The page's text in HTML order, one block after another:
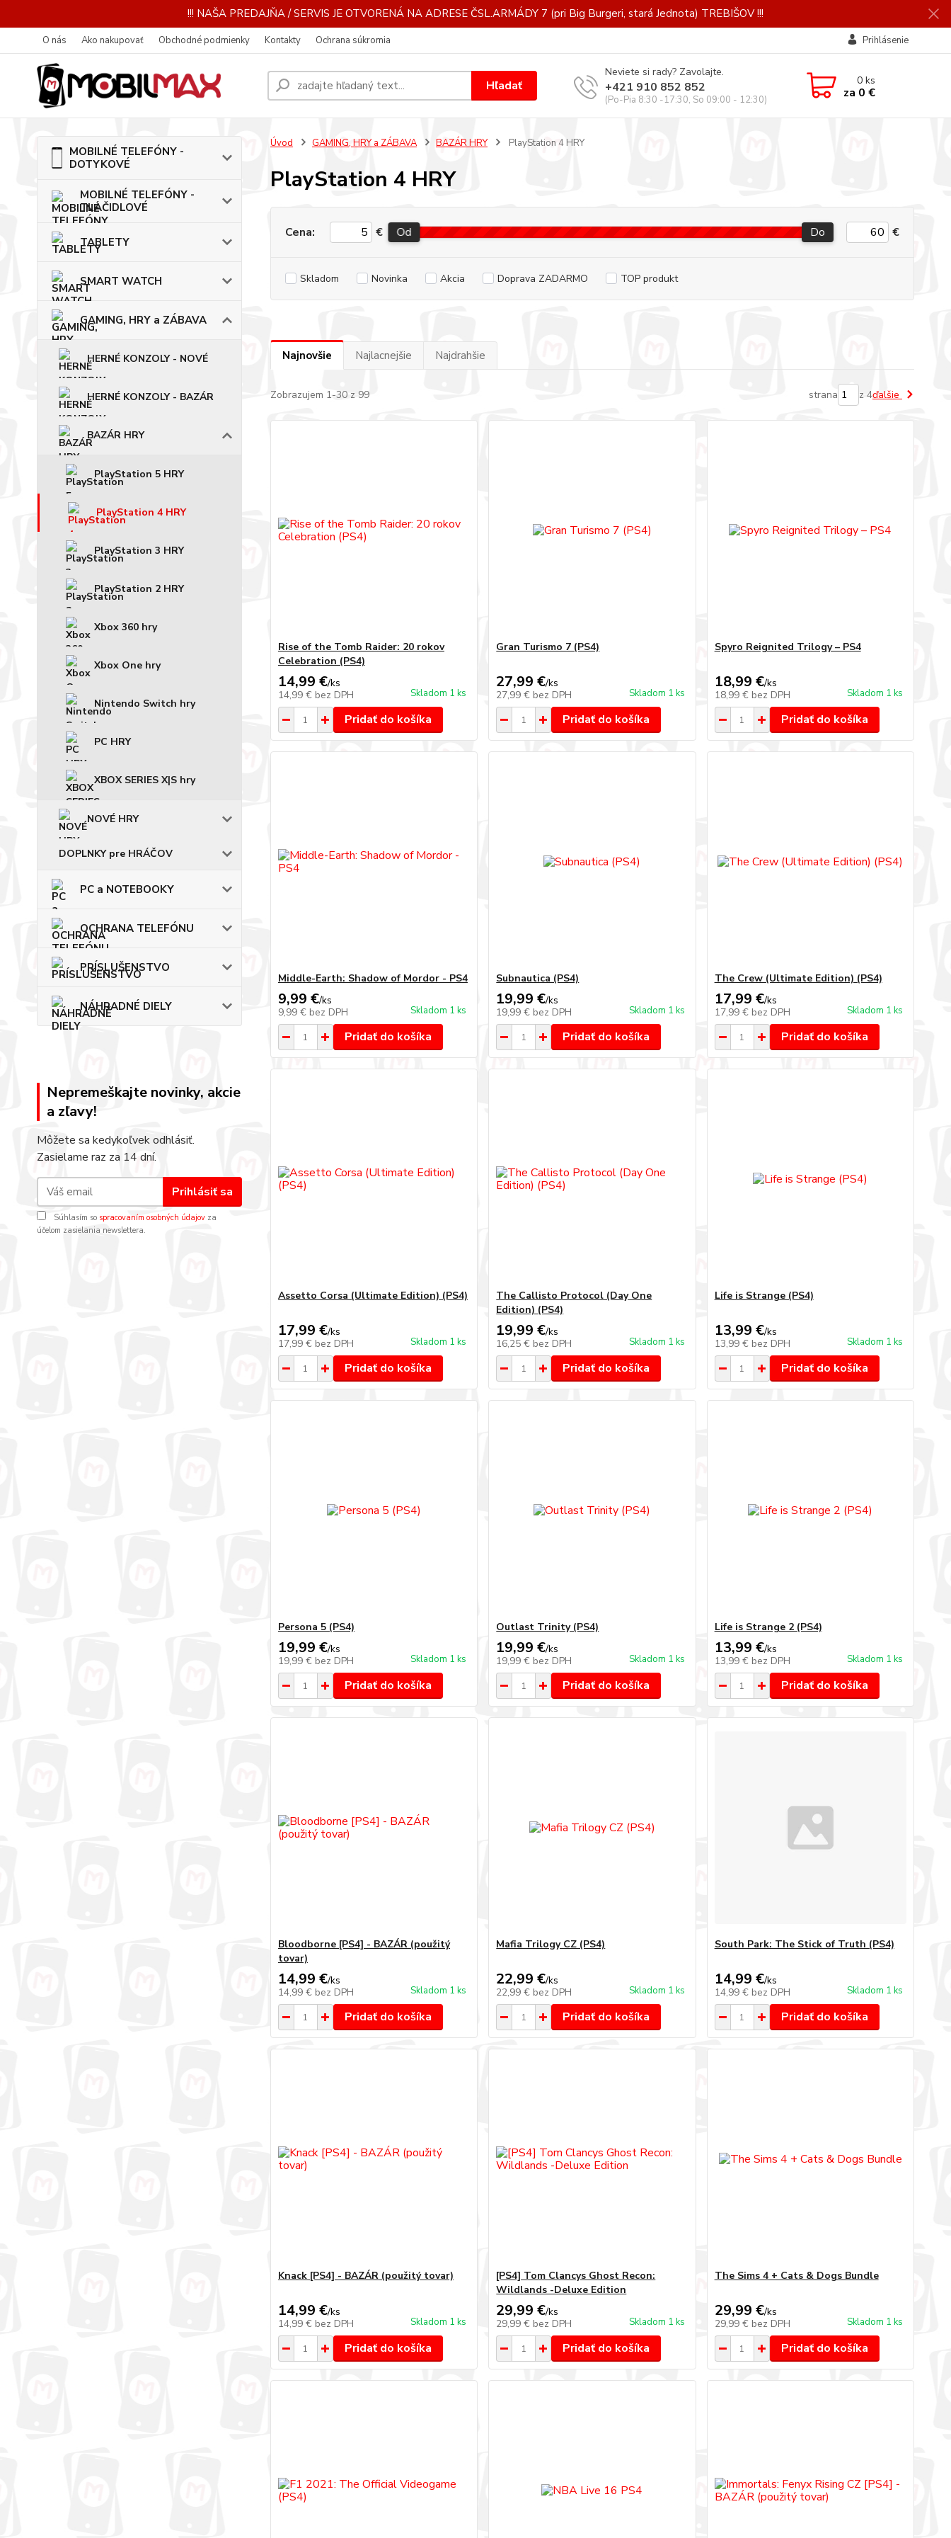
!!! NAŠA PREDAJŇA / SERVIS JE OTVORENÁ NA ADRESE ČSL.ARMÁDY 7 (pri Big Burgeri, stará Jednota) TREBIŠOV !!!
O nás Ako nakupovať Obchodné podmienky Kontakty Ochrana súkromia Prihlásenie
Hľadať
Neviete si rady? Zavolajte.
+421 910 852 852
(Po-Pia 8:30 -17:30, So 09:00 - 12:30)
0ks
za 0 €
MOBILNÉ TELEFÓNY -
DOTYKOVÉ
MOBILNÉ TELEFÓNY -
TLAČIDLOVÉ
TABLETY
SMART WATCH
GAMING, HRY a ZÁBAVA
HERNÉ KONZOLY - NOVÉ
HERNÉ KONZOLY - BAZÁR
BAZÁR HRY
PlayStation 5 HRY
PlayStation 4 HRY
PlayStation 3 HRY
PlayStation 2 HRY
Xbox 360 hry
Xbox One hry
Nintendo Switch hry
PC HRY
XBOX SERIES X|S hry
NOVÉ HRY
DOPLNKY pre HRÁČOV
PC a NOTEBOOKY
OCHRANA TELEFÓNU
PRÍSLUŠENSTVO
NÁHRADNÉ DIELY
Nepremeškajte novinky, akcie
a zľavy!
Môžete sa kedykoľvek odhlásiť.
Zasielame raz za 14 dní.
Prihlásiť sa
Súhlasím so spracovaním osobných údajov za
účelom zasielania newslettera.
Úvod GAMING, HRY a ZÁBAVA BAZÁR HRY PlayStation 4 HRY
PlayStation 4 HRY
Cena: € Od Do €
Skladom Novinka Akcia Doprava ZADARMO TOP produkt
Najnovšie Najlacnejšie Najdrahšie
Zobrazujem 1-30 z 99 strana z 4ďalšie
Rise of the Tomb Raider: 20 rokov
Celebration (PS4)
14,99 €/ks
14,99 € bez DPH Skladom 1 ks
Pridať do košíka
Gran Turismo 7 (PS4)
27,99 €/ks
27,99 € bez DPH Skladom 1 ks
Pridať do košíka
Spyro Reignited Trilogy – PS4
18,99 €/ks
18,99 € bez DPH Skladom 1 ks
Pridať do košíka
Middle-Earth: Shadow of Mordor - PS4
9,99 €/ks
9,99 € bez DPH Skladom 1 ks
Pridať do košíka
Subnautica (PS4)
19,99 €/ks
19,99 € bez DPH Skladom 1 ks
Pridať do košíka
The Crew (Ultimate Edition) (PS4)
17,99 €/ks
17,99 € bez DPH Skladom 1 ks
Pridať do košíka
Assetto Corsa (Ultimate Edition) (PS4)
17,99 €/ks
17,99 € bez DPH Skladom 1 ks
Pridať do košíka
The Callisto Protocol (Day One
Edition) (PS4)
19,99 €/ks
16,25 € bez DPH Skladom 1 ks
Pridať do košíka
Life is Strange (PS4)
13,99 €/ks
13,99 € bez DPH Skladom 1 ks
Pridať do košíka
Persona 5 (PS4)
19,99 €/ks
19,99 € bez DPH Skladom 1 ks
Pridať do košíka
Outlast Trinity (PS4)
19,99 €/ks
19,99 € bez DPH Skladom 1 ks
Pridať do košíka
Life is Strange 2 (PS4)
13,99 €/ks
13,99 € bez DPH Skladom 1 ks
Pridať do košíka
Bloodborne [PS4] - BAZÁR (použitý
tovar)
14,99 €/ks
14,99 € bez DPH Skladom 1 ks
Pridať do košíka
Mafia Trilogy CZ (PS4)
22,99 €/ks
22,99 € bez DPH Skladom 1 ks
Pridať do košíka
South Park: The Stick of Truth (PS4)
14,99 €/ks
14,99 € bez DPH Skladom 1 ks
Pridať do košíka
Knack [PS4] - BAZÁR (použitý tovar)
14,99 €/ks
14,99 € bez DPH Skladom 1 ks
Pridať do košíka
[PS4] Tom Clancys Ghost Recon:
Wildlands -Deluxe Edition
29,99 €/ks
29,99 € bez DPH Skladom 1 ks
Pridať do košíka
The Sims 4 + Cats & Dogs Bundle
29,99 €/ks
29,99 € bez DPH Skladom 1 ks
Pridať do košíka